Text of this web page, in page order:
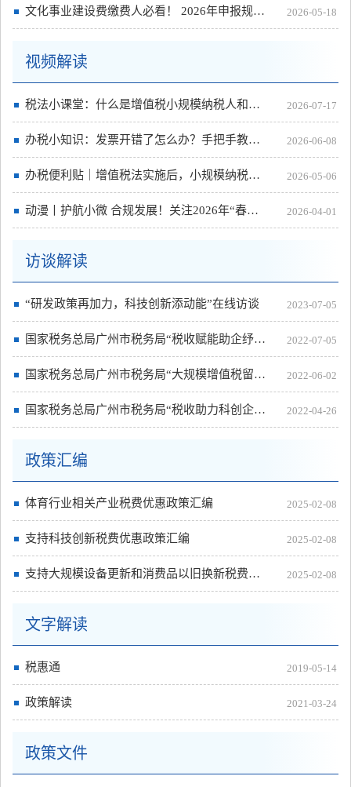
文化事业建设费缴费人必看！ 2026年申报规则最新变化！ 2026-05-18
视频解读
税法小课堂：什么是增值税小规模纳税人和一般纳税人？ 2026-07-17
办税小知识：发票开错了怎么办？手把手教您在线作废或红冲 2026-06-08
办税便利贴｜增值税法实施后，小规模纳税人增值税怎么申报？ 2026-05-06
动漫丨护航小微 合规发展！关注2026年“春雨润苗”专项行动 2026-04-01
访谈解读
“研发政策再加力，科技创新添动能”在线访谈 2023-07-05
国家税务总局广州市税务局“税收赋能助企纾困稳外贸”在线访谈 2022-07-05
国家税务总局广州市税务局“大规模增值税留抵退税政策解读”在线访谈 2022-06-02
国家税务总局广州市税务局“税收助力科创企业”在线访谈 2022-04-26
政策汇编
体育行业相关产业税费优惠政策汇编 2025-02-08
支持科技创新税费优惠政策汇编 2025-02-08
支持大规模设备更新和消费品以旧换新税费优惠政策汇编 2025-02-08
文字解读
税惠通 2019-05-14
政策解读 2021-03-24
政策文件